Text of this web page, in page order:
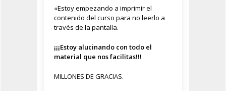
«Estoy empezando a imprimir el
contenido del curso para no leerlo a
través de la pantalla.
¡¡¡Estoy alucinando con todo el
material que nos facilitas!!!
MILLONES DE GRACIAS.